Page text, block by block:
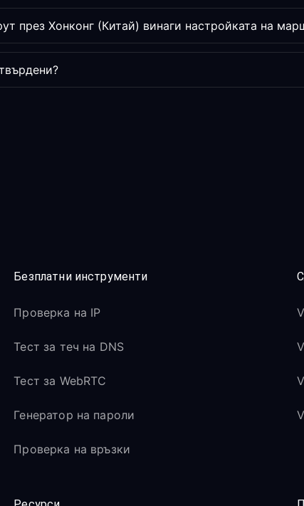
през Хонконг (Китай) винаги настройката на
Безплатни инструменти
Проверка на IP
Тест за теч на DNS
Тест за WebRTC
Генератор на пароли
Проверка на връзки